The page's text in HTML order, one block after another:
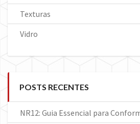
Texturas
Vidro
POSTS RECENTES
NR12: Guia Essencial para